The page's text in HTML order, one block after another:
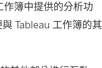
作簿中提供的分析功
Tableau 工作簿的其